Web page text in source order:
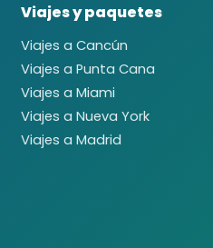
Viajes y paquetes
Viajes a Cancún
Viajes a Punta Cana
Viajes a Miami
Viajes a Nueva York
Viajes a Madrid